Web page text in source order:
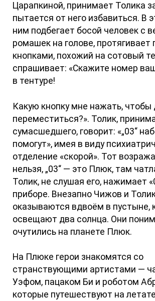
Царапкиной, принимает Толика
пытается от него избавиться. В
ним подбегает босой человек с
ромашек на голове, протягивает
кнопками, похожий на сотовый
спрашивает: «Скажите номер
в тентуре!
Какую кнопку мне нажать, чтобы
переместиться?». Толик,
сумасшедшего, говорит: «„03“
помогут», имея в виду
отделение «скорой». Тот
нельзя, „03“ — это Плюк, там
Толик, не слушая его, нажимает
приборе. Внезапно Чижов и
оказываются вдвоём в пустыне,
освещают два солнца. Они
очутились на планете Плюк.
На Плюке герои знакомятся со
странствующими артистами —
Уэфом, пацаком Би и роботом
которые путешествуют на